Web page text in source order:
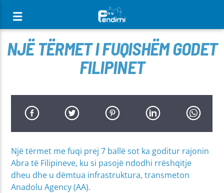
NJË TËRMET I FUQISHËM GODET
FILIPINET
Një tërmet me fuqi prej 7 ballë sot ka goditur rajonin
Abra të Filipineve, ku si pasojë ndodhi rrëshqitje
dheu dhe u dëmtua infrastruktura, transmeton
Anadolu Agency (AA).